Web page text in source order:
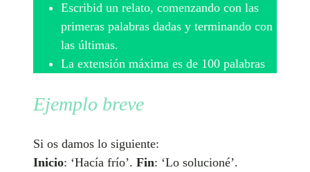
Escribid un relato, comenzando con las
primeras palabras dadas y terminando con
las últimas.
La extensión máxima es de 100 palabras
Ejemplo breve
Si os damos lo siguiente:
Inicio: ‘Hacía frío’. Fin: ‘Lo solucioné’.